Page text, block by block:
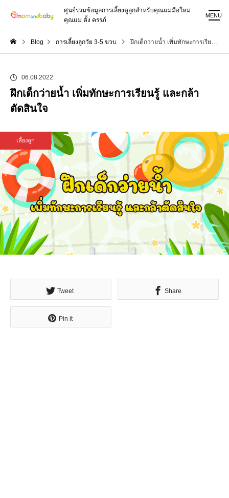
ศูนย์รวมข้อมูลการเลี้ยงดูลูกสำหรับคุณแม่มือใหม่
คุณแม่ ตั้ง ครรภ์
MENU
Blog การเลี้ยงลูกวัย 3-5 ขวบ ฝึกเด็กว่ายน้ำ เพิ่มทักษะการเรียนรู้ และกล้าตัดสินใจ
06.08.2022
ฝึกเด็กว่ายน้ำ เพิ่มทักษะการเรียนรู้ และกล้า
ตัดสินใจ
เลี้ยงลูก
Tweet Share
Pin it